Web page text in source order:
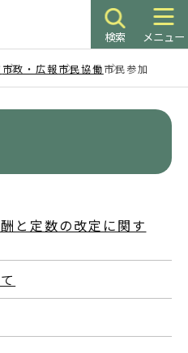
検索 メニュー
市政・広報市民協働市民参加
と定数の改定に関す